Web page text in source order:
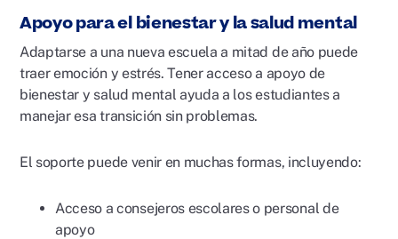
Apoyo para el bienestar y la salud mental
Adaptarse a una nueva escuela a mitad de año puede
traer emoción y estrés. Tener acceso a apoyo de
bienestar y salud mental ayuda a los estudiantes a
manejar esa transición sin problemas.
El soporte puede venir en muchas formas, incluyendo:
Acceso a consejeros escolares o personal de
apoyo